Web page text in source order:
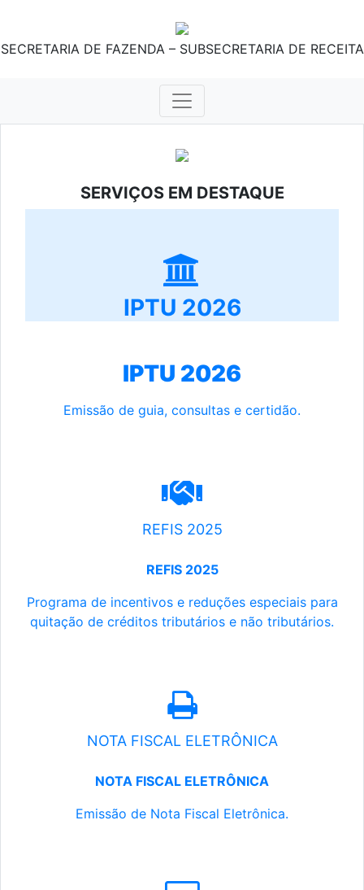
SECRETARIA DE FAZENDA – SUBSECRETARIA DE RECEITA
SERVIÇOS EM DESTAQUE
IPTU 2026
IPTU 2026
Emissão de guia, consultas e certidão.
REFIS 2025
REFIS 2025
Programa de incentivos e reduções especiais para
quitação de créditos tributários e não tributários.
NOTA FISCAL ELETRÔNICA
NOTA FISCAL ELETRÔNICA
Emissão de Nota Fiscal Eletrônica.